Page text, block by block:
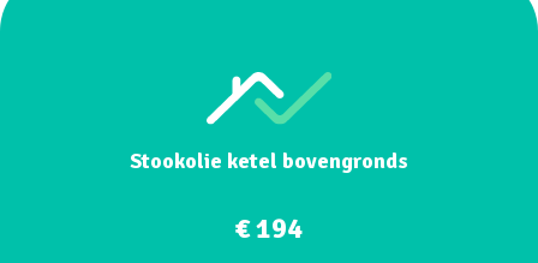
Stookolie ketel bovengronds
€ 194